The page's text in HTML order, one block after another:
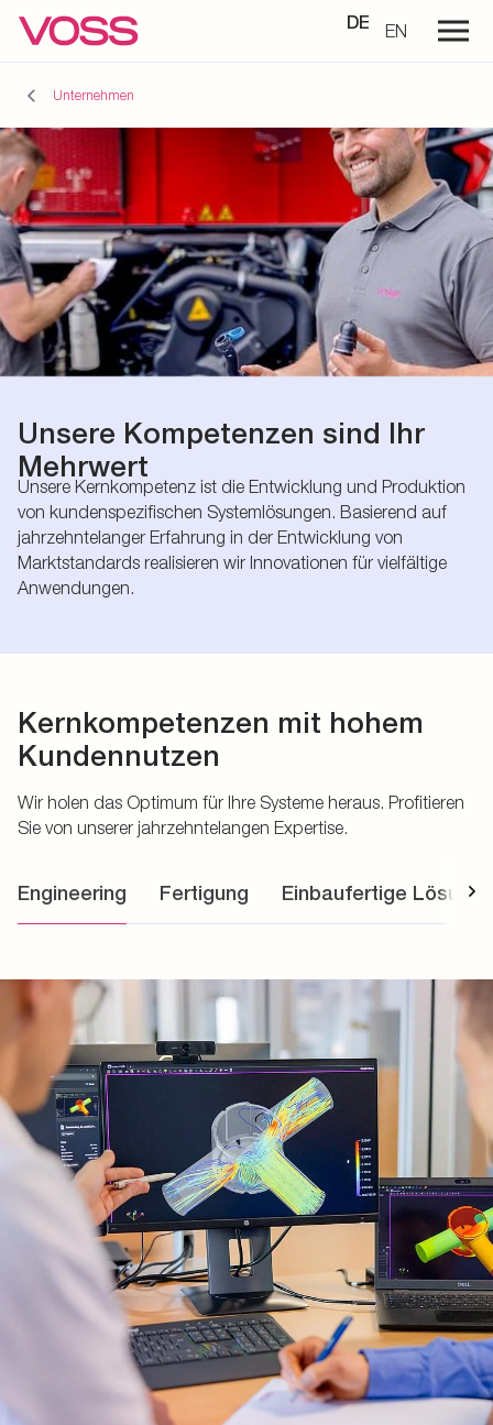
DE EN
Unternehmen
Unsere Kompetenzen sind Ihr
Mehrwert
Unsere Kernkompetenz ist die Entwicklung und Produktion
von kundenspezifischen Systemlösungen. Basierend auf
jahrzehntelanger Erfahrung in der Entwicklung von
Marktstandards realisieren wir Innovationen für vielfältige
Anwendungen.
Kernkompetenzen mit hohem
Kundennutzen
Wir holen das Optimum für Ihre Systeme heraus. Profitieren
Sie von unserer jahrzehntelangen Expertise.
Engineering Fertigung Einbaufertige